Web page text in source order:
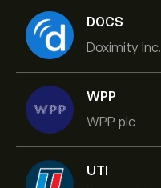
DOCS
Doximity Inc.
WPP
WPP plc
UTI